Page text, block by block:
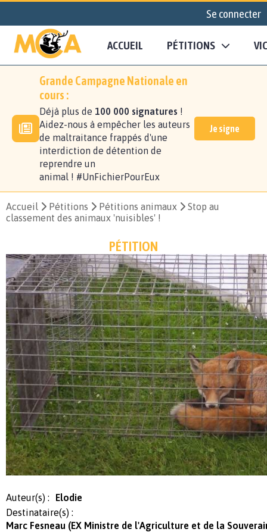
Se connecter
ACCUEIL PÉTITIONS
Grande Campagne Nationale en
cours :
Déjà plus de 100 000 signatures !
Aidez-nous à empêcher les auteurs
de maltraitance frappés d'une
interdiction de détention de
reprendre un
animal ! #UnFichierPourEux
Je signe
Accueil Pétitions Pétitions animaux
Stop au
classement des animaux 'nuisibles' !
PÉTITION
Auteur(s) :
Elodie
Destinataire(s) :
Marc Fesneau (EX Ministre de l'Agriculture et de la